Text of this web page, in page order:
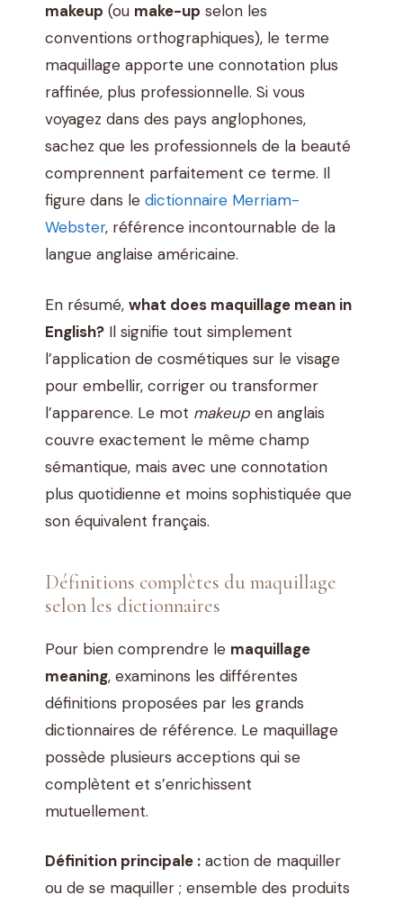
makeup (ou make-up selon les
conventions orthographiques), le terme
maquillage apporte une connotation plus
raffinée, plus professionnelle. Si vous
voyagez dans des pays anglophones,
sachez que les professionnels de la beauté
comprennent parfaitement ce terme. Il
figure dans le dictionnaire Merriam-
Webster, référence incontournable de la
langue anglaise américaine.
En résumé, what does maquillage mean in
English? Il signifie tout simplement
l’application de cosmétiques sur le visage
pour embellir, corriger ou transformer
l’apparence. Le mot makeup en anglais
couvre exactement le même champ
sémantique, mais avec une connotation
plus quotidienne et moins sophistiquée que
son équivalent français.
Définitions complètes du maquillage
selon les dictionnaires
Pour bien comprendre le maquillage
meaning, examinons les différentes
définitions proposées par les grands
dictionnaires de référence. Le maquillage
possède plusieurs acceptions qui se
complètent et s’enrichissent
mutuellement.
Définition principale : action de maquiller
ou de se maquiller ; ensemble des produits